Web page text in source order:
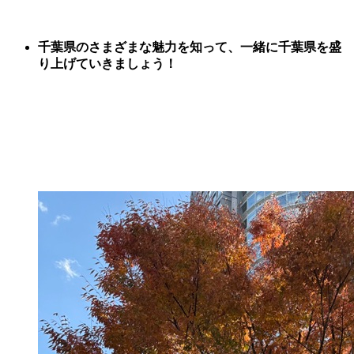
千葉県のさまざまな魅力を知って、一緒に千葉県を盛
り上げていきましょう！